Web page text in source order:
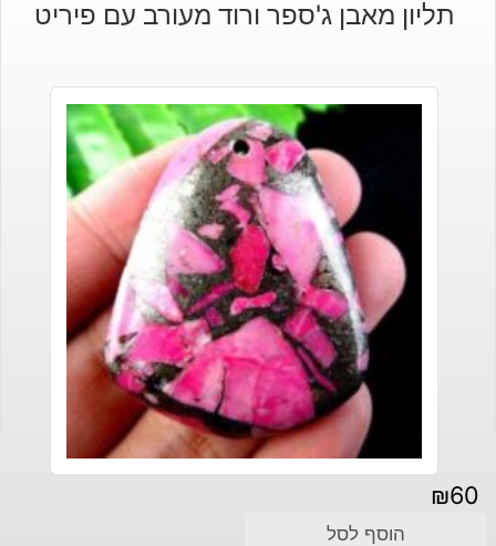
היה:
הוא:תליון מאבן ג'ספר ורוד מעורב עם פיריט
₪60
הוסף לסל